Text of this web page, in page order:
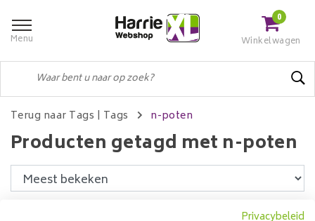
Menu
0
Winkelwagen
Terug naar Tags | Tags n-poten
Producten getagd met n-poten
Privacybeleid